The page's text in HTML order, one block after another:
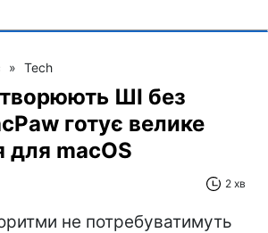
» Tech
ШІ без
готує велике
для macOS
2 хв
не потребуватимуть